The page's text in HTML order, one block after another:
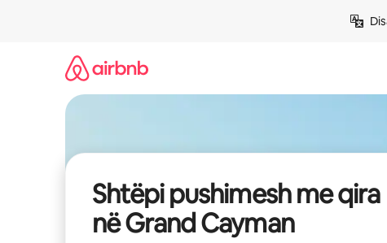
Shtëpi pushimesh me qira
në Grand Cayman